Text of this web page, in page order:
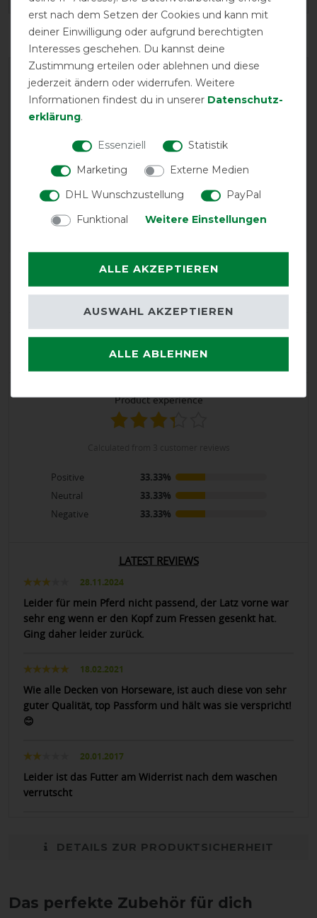
Horseware Rambo Optimo
Navy with Beige -
Product Reviews
3
Product Rating
3.3/5
product experience
Positive
33.33%
Neutral
33.33%
Negative
33.33%
LATEST REVIEWS
28.11.2024
Leider für mein Pferd nicht passend, der Latz vorne war
sehr eng wenn er den Kopf zum Fressen gesenkt hat.
Ging daher leider zurück.
18.02.2021
Wie alle Decken von Horseware, ist auch diese von sehr
guter Qualität, top Passform und hält was sie verspricht!
😊
20.01.2017
Leider ist das Futter am Widerrist nach dem waschen
verrutscht
DETAILS ZUR PRODUKTSICHERHEIT
Das perfekte Zubehör für dich
erst nach dem Setzen der Cookies und kann mit
deiner Einwilligung oder aufgrund berechtigten
Interesses geschehen. Du kannst deine
Zustimmung erteilen oder ablehnen und diese
jederzeit ändern oder widerrufen. Weitere
Informationen findest du in unserer Daten­schutz­
erklärung.
Essenziell
Statistik
Marketing
Externe Medien
DHL Wunschzustellung
PayPal
Funktional
Weitere Einstellungen
ALLE AKZEPTIEREN
ALLE ABLEHNEN
AUSWAHL AKZEPTIEREN